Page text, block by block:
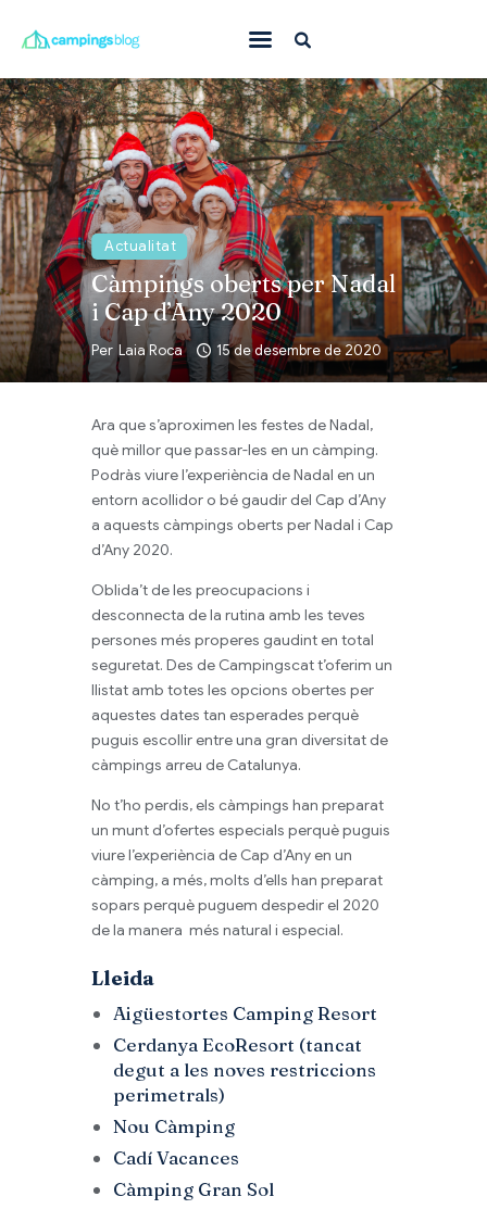
Amb mascota
En família
On anar
Què fer
Inspiració
Ofertes
Totes
Actualitat
Càmpings oberts per Nadal
i Cap d’Any 2020
Per Laia Roca 15 de desembre de 2020
Ara que s’aproximen les festes de Nadal,
què millor que passar-les en un càmping.
Podràs viure l’experiència de Nadal en un
entorn acollidor o bé gaudir del Cap d’Any
a aquests càmpings oberts per Nadal i Cap
d’Any 2020.
Oblida’t de les preocupacions i
desconnecta de la rutina amb les teves
persones més properes gaudint en total
seguretat. Des de Campingscat t’oferim un
llistat amb totes les opcions obertes per
aquestes dates tan esperades perquè
puguis escollir entre una gran diversitat de
càmpings arreu de Catalunya.
No t’ho perdis, els càmpings han preparat
un munt d’ofertes especials perquè puguis
viure l’experiència de Cap d’Any en un
càmping, a més, molts d’ells han preparat
sopars perquè puguem despedir el 2020
de la manera més natural i especial.
Lleida
Aigüestortes Camping Resort
Cerdanya EcoResort (tancat
degut a les noves restriccions
perimetrals)
Nou Càmping
Cadí Vacances
Càmping Gran Sol